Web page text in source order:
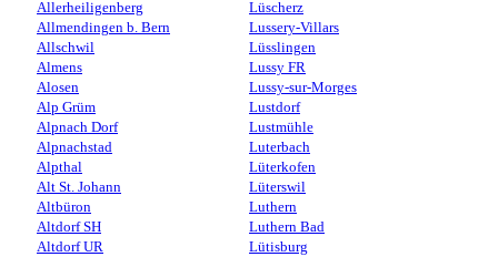
Allerheiligenberg
Allmendingen b. Bern
Allschwil
Almens
Alosen
Alp Grüm
Alpnach Dorf
Alpnachstad
Alpthal
Alt St. Johann
Altbüron
Altdorf SH
Altdorf UR
Lüscherz
Lussery-Villars
Lüsslingen
Lussy FR
Lussy-sur-Morges
Lustdorf
Lustmühle
Luterbach
Lüterkofen
Lüterswil
Luthern
Luthern Bad
Lütisburg